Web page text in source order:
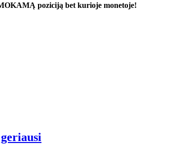
poziciją bet kurioje monetoje!